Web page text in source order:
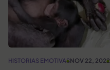
HISTORIAS EMOTIVASNOV 22, 2022